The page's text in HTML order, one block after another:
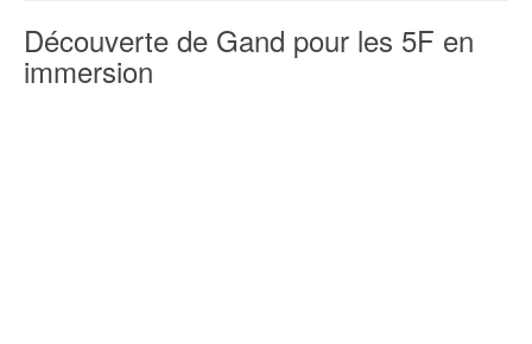
Découverte de Gand pour les 5F en
immersion